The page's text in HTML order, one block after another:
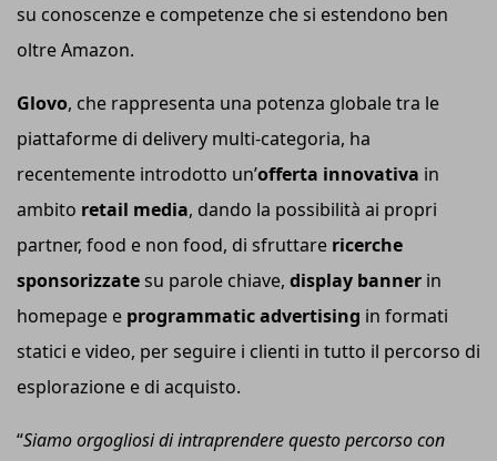
su conoscenze e competenze che si estendono ben
oltre Amazon.
Glovo, che rappresenta una potenza globale tra le
piattaforme di delivery multi-categoria, ha
recentemente introdotto un’offerta innovativa in
ambito retail media, dando la possibilità ai propri
partner, food e non food, di sfruttare ricerche
sponsorizzatesu parole chiave, display banner in
homepage e programmatic advertising in formati
statici e video, per seguire i clienti in tutto il percorso di
esplorazione e di acquisto.
“Siamo orgogliosi di intraprendere questo percorso con